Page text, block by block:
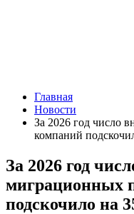
Главная
Новости
За 2026 год число
компаний
За 2026 год
миграционных
подскочило на